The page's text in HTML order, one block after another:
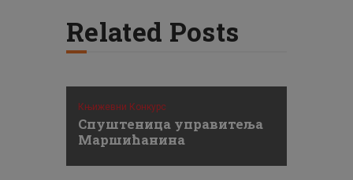
Related Posts
Књижевни Конкурс
Спуштеница управитеља
Маршићанина